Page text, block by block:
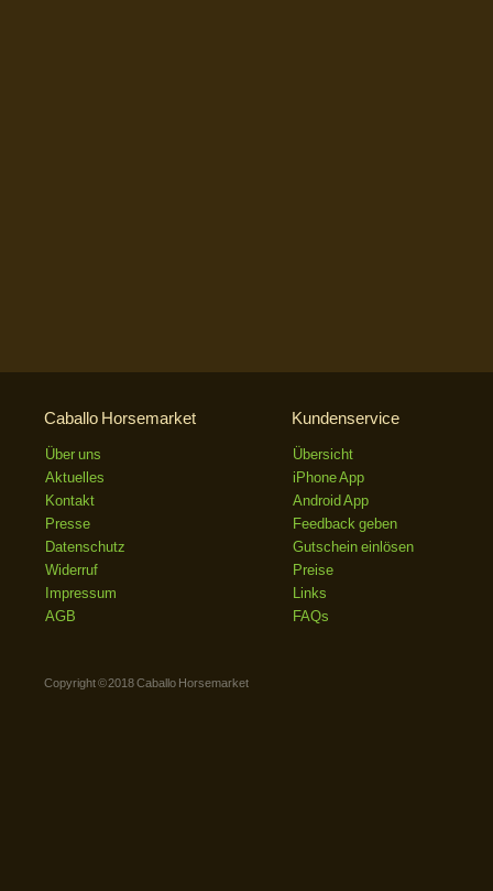
Caballo Horsemarket
Über uns
Aktuelles
Kontakt
Presse
Datenschutz
Widerruf
Impressum
AGB
Kundenservice
Übersicht
iPhone App
Android App
Feedback geben
Gutschein einlösen
Preise
Links
FAQs
Copyright © 2018 Caballo Horsemarket